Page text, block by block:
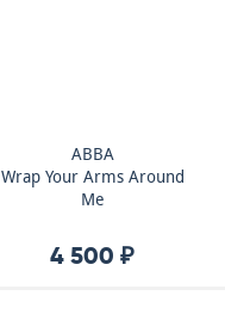
ABBA
Wrap Your Arms Around
Me
4 500 ₽